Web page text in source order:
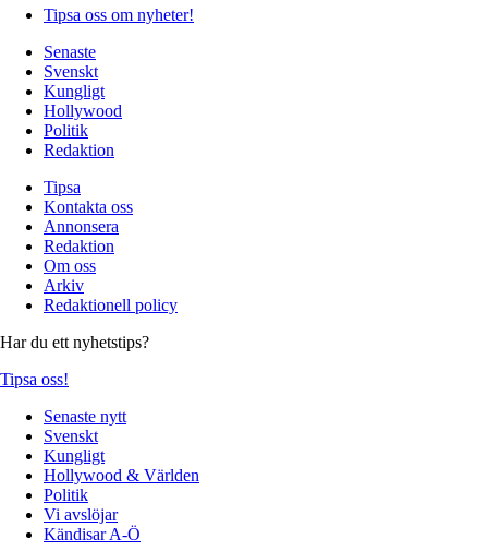
Tipsa oss om nyheter!
Senaste
Svenskt
Kungligt
Hollywood
Politik
Redaktion
Tipsa
Kontakta oss
Annonsera
Redaktion
Om oss
Arkiv
Redaktionell policy
Har du ett nyhetstips?
Tipsa oss!
Senaste nytt
Svenskt
Kungligt
Hollywood & Världen
Politik
Vi avslöjar
Kändisar A-Ö